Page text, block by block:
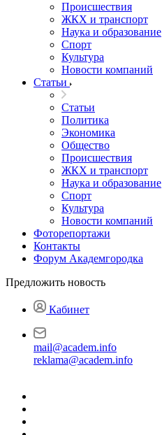
Происшествия
ЖКХ и транспорт
Наука и образование
Спорт
Культура
Новости компаний
Статьи
Статьи
Политика
Экономика
Общество
Происшествия
ЖКХ и транспорт
Наука и образование
Спорт
Культура
Новости компаний
Фоторепортажи
Контакты
Форум Академгородка
Предложить новость
Кабинет
mail@academ.info
reklama@academ.info